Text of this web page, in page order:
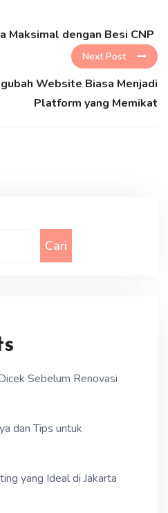
Maksimal dengan Besi CNP
Next Post
Website Biasa Menjadi
Platform yang Memikat
Cari
Sebelum Renovasi
dan Tips untuk
yang Ideal di Jakarta